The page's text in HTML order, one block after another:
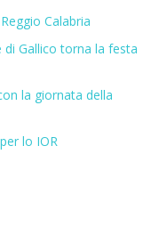
Calabria
di Gallico torna la festa
la giornata della
lo IOR